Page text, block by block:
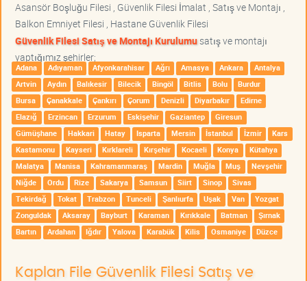
Asansör Boşluğu Filesi , Güvenlik Filesi İmalat , Satış ve Montajı ,
Balkon Emniyet Filesi , Hastane Güvenlik Filesi
Güvenlik Filesi Satış ve Montajı Kurulumusatış ve montajı
yaptığımız şehirler;
Adana Adıyaman Afyonkarahisar Ağrı Amasya Ankara
Antalya
Artvin
Aydın Balıkesir Bilecik Bingöl Bitlis Bolu
Burdur
Bursa
Çanakkale Çankırı Çorum Denizli Diyarbakır
Edirne
Elazığ
Erzincan Erzurum Eskişehir Gaziantep
Giresun
Gümüşhane
Hakkari Hatay Isparta Mersin İstanbul İzmir
Kars
Kastamonu
Kayseri Kırklareli Kırşehir Kocaeli Konya
Kütahya
Malatya
Manisa Kahramanmaraş Mardin Muğla Muş
Nevşehir
Niğde
Ordu Rize Sakarya Samsun Siirt Sinop
Sivas
Tekirdağ
Tokat Trabzon Tunceli Şanlıurfa Uşak Van
Yozgat
Zonguldak
Aksaray Bayburt Karaman Kırıkkale Batman
Şırnak
Bartın
Ardahan Iğdır Yalova Karabük Kilis Osmaniye Düzce
Kaplan File Güvenlik Filesi Satış ve